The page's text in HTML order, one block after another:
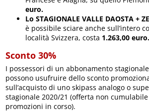
euro.
LoSTAGIONALE VALLE DAOSTA +
è possibile sciare anche sull’intero
località Svizzera, costa 1.263,00 euro.
Sconto 30%
I possessori di un abbonamento
possono usufruire dello sconto
sull’acquisto di uno skipass analogo o
stagionale 2020/21 (offerta non
promozioni in corso).